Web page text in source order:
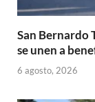
San Bernardo
se unen a
6 agosto, 2026